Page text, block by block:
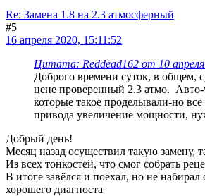
Re: Замена 1.8 на 2.3 атмосферный
#5
16 апреля 2020, 15:11:52
Цитата: Reddead162 от 10
Доброго времени суток, в общем,
цене проверенный 2.3 атмо. Авто-
которые такое проделывали-но
привода увеличение мощности,
Добрый день!
Месяц назад осуществил такую
Из всех тонкостей, что смог собрать
В итоге завёлся и поехал, но не
хорошего диагноста